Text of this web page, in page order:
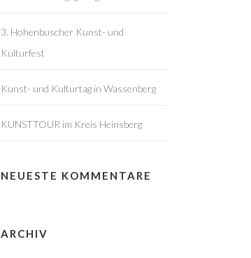
3. Hohenbuscher Kunst- und
Kulturfest
Kunst- und Kulturtag in Wassenberg
KUNSTTOUR im Kreis Heinsberg
NEUESTE KOMMENTARE
ARCHIV